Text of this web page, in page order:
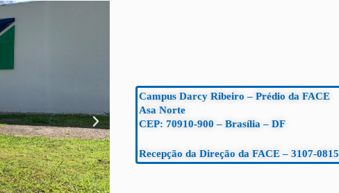
Campus Darcy Ribeiro – Prédio da FACE
Asa Norte
CEP: 70910-900 – Brasília – DF
Recepção da Direção da FACE – 3107-0815